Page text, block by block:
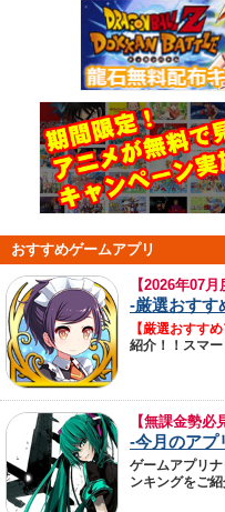
おすすめゲームアプリ
【2026年07月
-厳選おすす
【厳選おすすめ
紹介！！スマ
【無課金勢必
-今月のアプ
ゲームアプリ
ンキングをご紹